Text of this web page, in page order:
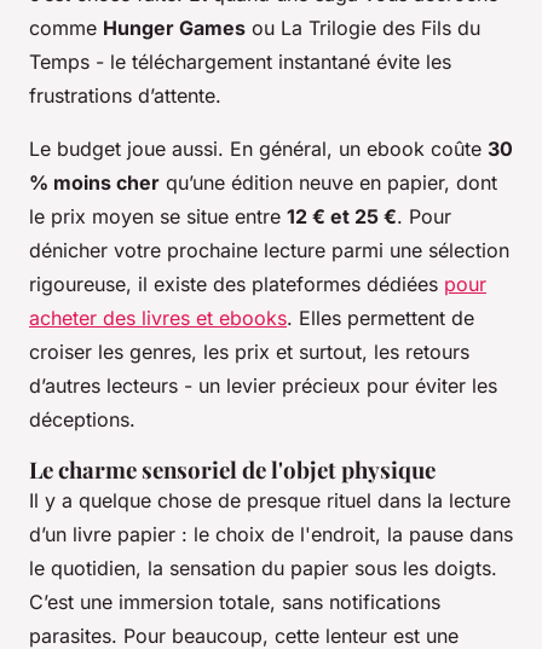
comme Hunger Games ou La Trilogie des Fils du
Temps - le téléchargement instantané évite les
frustrations d’attente.
Le budget joue aussi. En général, un ebook coûte 30
% moins cher qu’une édition neuve en papier, dont
le prix moyen se situe entre 12 € et 25 €. Pour
dénicher votre prochaine lecture parmi une sélection
rigoureuse, il existe des plateformes dédiées pour
acheter des livres et ebooks. Elles permettent de
croiser les genres, les prix et surtout, les retours
d’autres lecteurs - un levier précieux pour éviter les
déceptions.
Le charme sensoriel de l'objet physique
Il y a quelque chose de presque rituel dans la lecture
d’un livre papier : le choix de l'endroit, la pause dans
le quotidien, la sensation du papier sous les doigts.
C’est une immersion totale, sans notifications
parasites. Pour beaucoup, cette lenteur est une